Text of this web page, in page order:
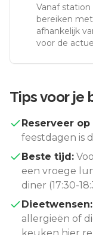
Vanaf station
bereiken
afhankelijk
voor de
Tips voor je
Reserveer
feestdagen is
Beste tijd:
een vroege
diner (17:30-
Dieetwensen:
allergieën of